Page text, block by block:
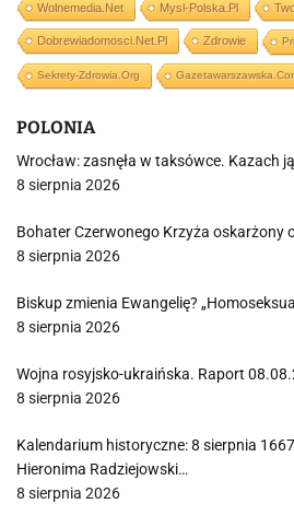
Wolnemedia.net Mysl-Polska.pl
Dobrewiadomosci.net.pl Zdrowie
Sekrety-Zdrowia.org
POLONIA
Wrocław: zasnęła w taksówce. Kazach
8 sierpnia 2026
Bohater Czerwonego Krzyża oskarżony
8 sierpnia 2026
Biskup zmienia Ewangelię?
8 sierpnia 2026
Wojna rosyjsko-ukraińska. Raport
8 sierpnia 2026
Kalendarium historyczne: 8 sierpnia
Hieronima Radziejowski…
8 sierpnia 2026